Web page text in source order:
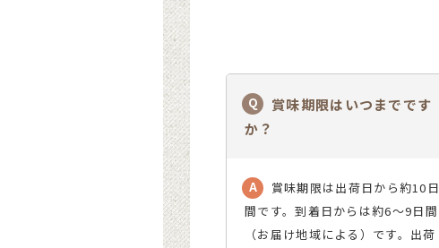
賞味期限はいつまでです
か？
賞味期限は出荷日から約10日
間です。到着日からは約6～9日間
（お届け地域による）です。出荷